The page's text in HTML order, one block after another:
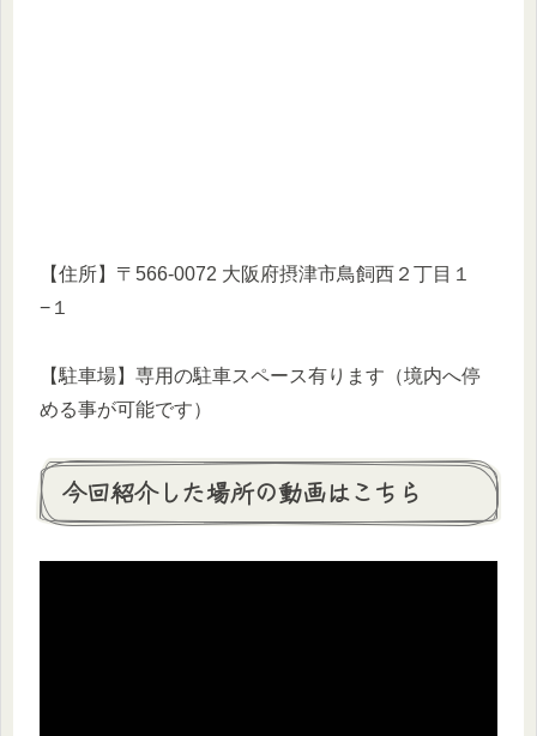
【住所】〒566-0072 大阪府摂津市鳥飼西２丁目１
−１
【駐車場】専用の駐車スペース有ります（境内へ停
める事が可能です）
今回紹介した場所の動画はこちら